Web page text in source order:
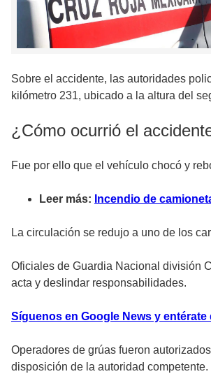
Sobre el accidente, las autoridades
kilómetro 231, ubicado a la altura del
¿Cómo ocurrió el
Fue por ello que el vehículo chocó y
Leer más: Incendio de
La circulación se redujo a uno de los
Oficiales de Guardia Nacional división
acta y deslindar responsabilidades.
Síguenos en Google News y
Operadores de grúas fueron
disposición de la autoridad competente.